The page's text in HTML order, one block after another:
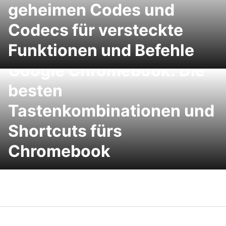
geheimen Codes und
Codecs für versteckte
Funktionen und Befehle
Google Chromebook: Die
besten
Tastenkombinationen und
Shortcuts fürs
Chromebook